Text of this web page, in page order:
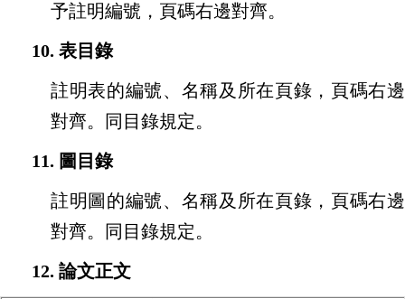
予註明編號，頁碼右邊對齊。
10. 表目錄
註明表的編號、名稱及所在頁錄，頁碼右邊
對齊。同目錄規定。
11. 圖目錄
註明圖的編號、名稱及所在頁錄，頁碼右邊
對齊。同目錄規定。
12. 論文正文